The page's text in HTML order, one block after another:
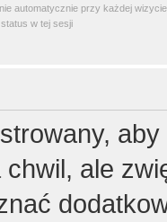
automatycznie przy każdej wizycie
w tej sesji
ale